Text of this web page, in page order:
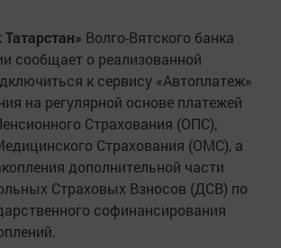
Татарстан» Волго-Вятского банка
сообщает о реализованной
к сервису «Автоплатеж»
на регулярной основе платежей
Страхования (ОПС),
Страхования (ОМС), а
дополнительной части
Страховых Взносов (ДСВ) по
софинансирования